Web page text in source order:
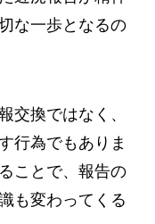
な一歩となるの
交換ではなく、
行為でもありま
ことで、報告の
も変わってくる